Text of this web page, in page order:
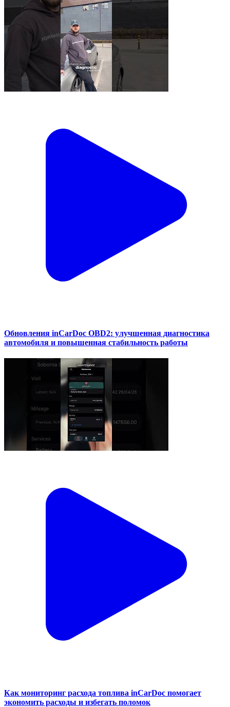
Обновления inCarDoc OBD2: улучшенная диагностика
автомобиля и повышенная стабильность работы
Как мониторинг расхода топлива inCarDoc помогает
экономить расходы и избегать поломок